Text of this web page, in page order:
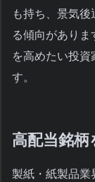
も持ち、景気
る傾向があり
を高めたい投資
す。
高配当銘
製紙・紙製品業